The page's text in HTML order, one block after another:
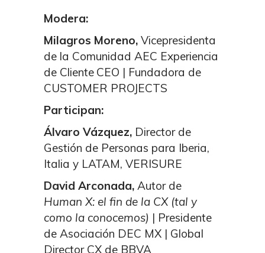
Modera:
Milagros Moreno, Vicepresidenta
de la Comunidad AEC Experiencia
de Cliente CEO | Fundadora de
CUSTOMER PROJECTS
Participan:
Álvaro Vázquez, Director de
Gestión de Personas para Iberia,
Italia y LATAM, VERISURE
David Arconada, Autor de
Human X: el fin de la CX (tal y
como la conocemos) | Presidente
de Asociación DEC MX | Global
Director CX de BBVA